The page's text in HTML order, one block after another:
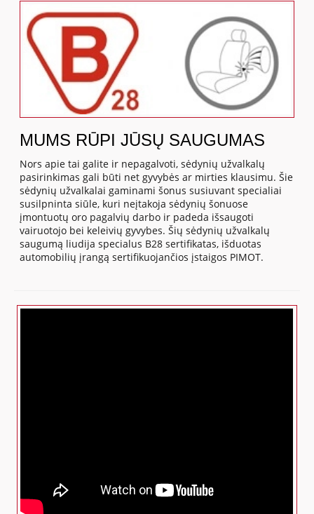
MUMS RŪPI JŪSŲ SAUGUMAS
Nors apie tai galite ir nepagalvoti, sėdynių užvalkalų
pasirinkimas gali būti net gyvybės ar mirties klausimu. Šie
sėdynių užvalkalai gaminami šonus susiuvant specialiai
susilpninta siūle, kuri neįtakoja sėdynių šonuose
įmontuotų oro pagalvių darbo ir padeda išsaugoti
vairuotojo bei keleivių gyvybes. Šių sėdynių užvalkalų
saugumą liudija specialus B28 sertifikatas, išduotas
automobilių įrangą sertifikuojančios įstaigos PIMOT.